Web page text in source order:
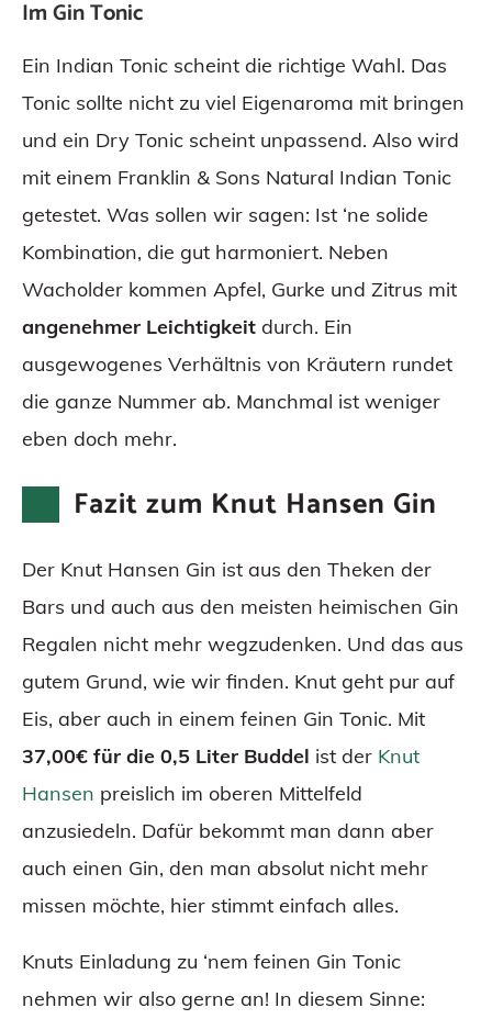
Im Gin Tonic
Ein Indian Tonic scheint die richtige Wahl. Das
Tonic sollte nicht zu viel Eigenaroma mit bringen
und ein Dry Tonic scheint unpassend. Also wird
mit einem Franklin & Sons Natural Indian Tonic
getestet. Was sollen wir sagen: Ist ‘ne solide
Kombination, die gut harmoniert. Neben
Wacholder kommen Apfel, Gurke und Zitrus mit
angenehmer Leichtigkeit durch. Ein
ausgewogenes Verhältnis von Kräutern rundet
die ganze Nummer ab. Manchmal ist weniger
eben doch mehr.
Fazit zum Knut Hansen Gin
Der Knut Hansen Gin ist aus den Theken der
Bars und auch aus den meisten heimischen Gin
Regalen nicht mehr wegzudenken. Und das aus
gutem Grund, wie wir finden. Knut geht pur auf
Eis, aber auch in einem feinen Gin Tonic. Mit
37,00€ für die 0,5 Liter Buddel ist der Knut
Hansen preislich im oberen Mittelfeld
anzusiedeln. Dafür bekommt man dann aber
auch einen Gin, den man absolut nicht mehr
missen möchte, hier stimmt einfach alles.
Knuts Einladung zu ‘nem feinen Gin Tonic
nehmen wir also gerne an! In diesem Sinne: